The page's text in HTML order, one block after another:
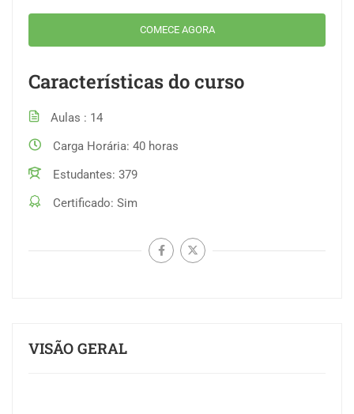
VISÃO GERAL
COMECE AGORA
Características do curso
Aulas
14
Carga Horária 40 horas
Estudantes 379
Certificado Sim